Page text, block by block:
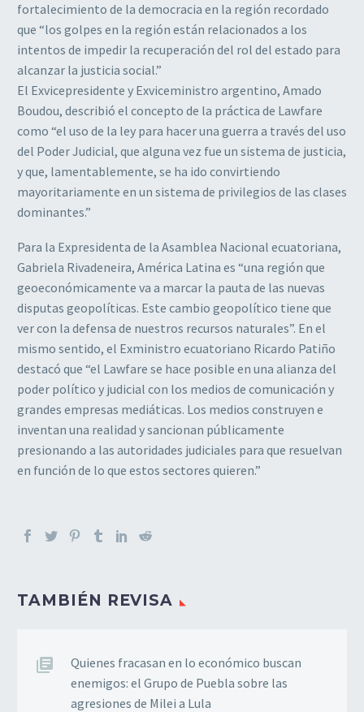
fortalecimiento de la democracia en la región recordado
que “los golpes en la región están relacionados a los
intentos de impedir la recuperación del rol del estado para
alcanzar la justicia social.”
El Exvicepresidente y Exviceministro argentino, Amado
Boudou, describió el concepto de la práctica de Lawfare
como “el uso de la ley para hacer una guerra a través del uso
del Poder Judicial, que alguna vez fue un sistema de justicia,
y que, lamentablemente, se ha ido convirtiendo
mayoritariamente en un sistema de privilegios de las clases
dominantes.”
Para la Expresidenta de la Asamblea Nacional ecuatoriana,
Gabriela Rivadeneira, América Latina es “una región que
geoeconómicamente va a marcar la pauta de las nuevas
disputas geopolíticas. Este cambio geopolítico tiene que
ver con la defensa de nuestros recursos naturales”. En el
mismo sentido, el Exministro ecuatoriano Ricardo Patiño
destacó que “el Lawfare se hace posible en una alianza del
poder político y judicial con los medios de comunicación y
grandes empresas mediáticas. Los medios construyen e
inventan una realidad y sancionan públicamente
presionando a las autoridades judiciales para que resuelvan
en función de lo que estos sectores quieren.”
TAMBIÉN REVISA
Quienes fracasan en lo económico buscan
enemigos: el Grupo de Puebla sobre las
agresiones de Milei a Lula